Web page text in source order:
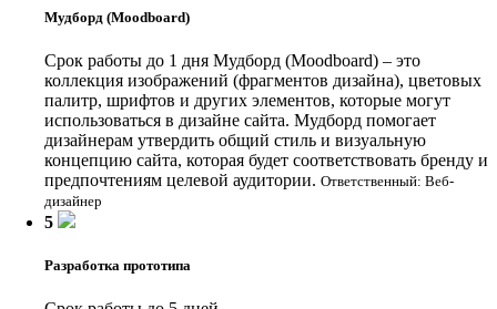
Мудборд (Moodboard)
Срок работы до 1 дня Мудборд (Moodboard) – это
коллекция изображений (фрагментов дизайна), цветовых
палитр, шрифтов и других элементов, которые могут
использоваться в дизайне сайта. Мудборд помогает
дизайнерам утвердить общий стиль и визуальную
концепцию сайта, которая будет соответствовать бренду и
предпочтениям целевой аудитории. Ответственный: Веб-
дизайнер
5
Разработка прототипа